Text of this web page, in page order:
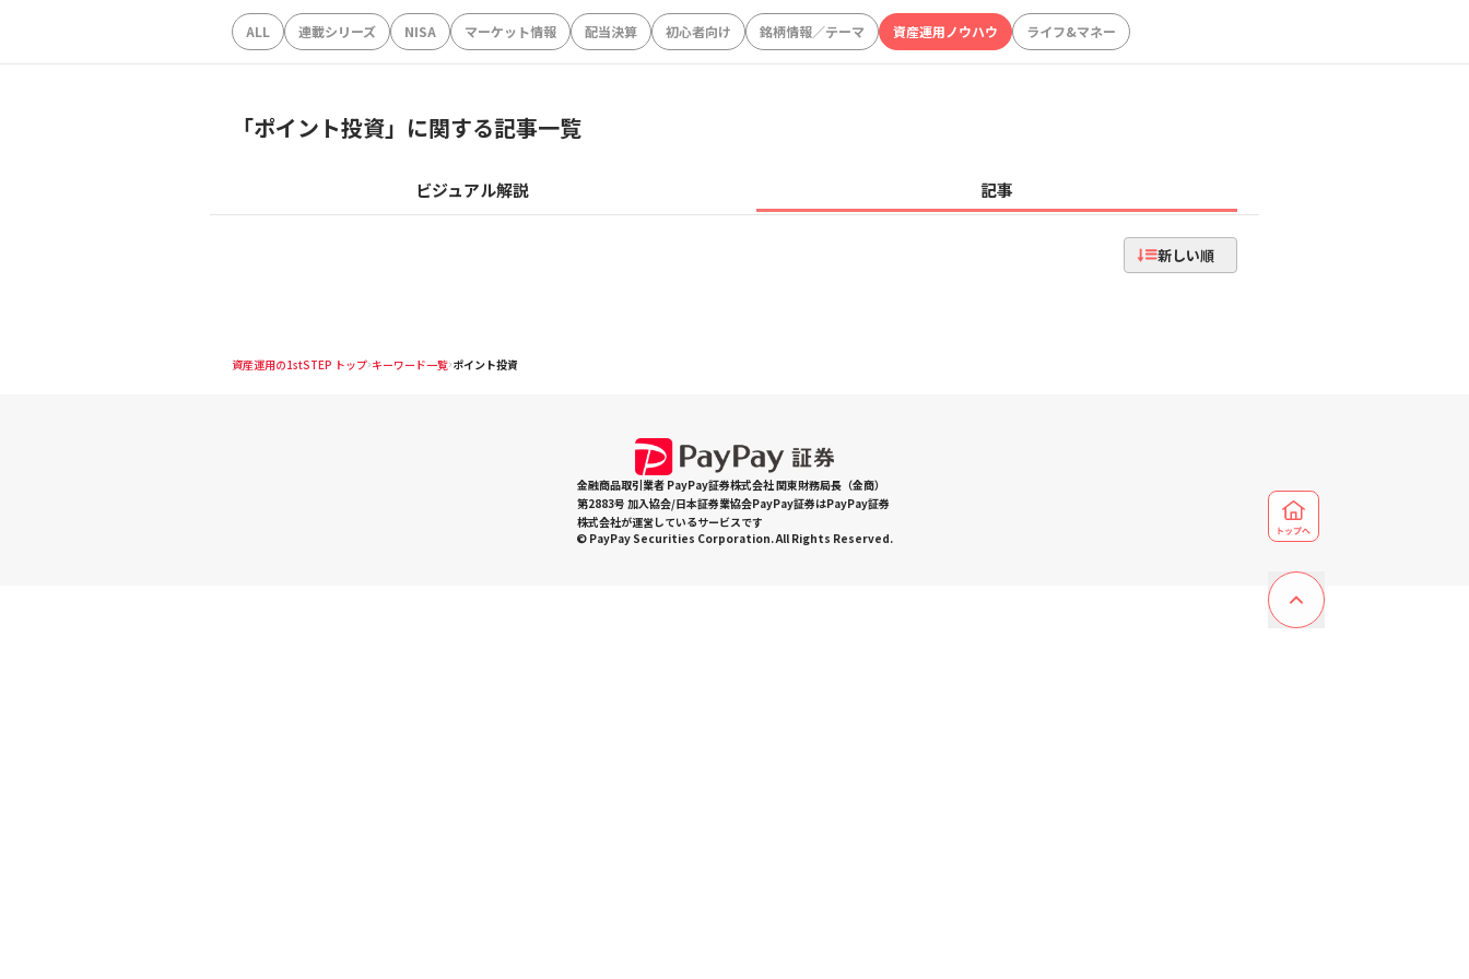
ALL 連載シリーズ NISA マーケット情報 配当決算 初心者向け 銘柄情報／テーマ 資産運用ノウハウ ライフ&マネー
「ポイント投資」に関する記事一覧
ビジュアル解説 記事
新しい順
資産運用の1stSTEP トップ キーワード一覧 ポイント投資
金融商品取引業者 PayPay証券株式会社 関東財務局長（金商）
第2883号 加入協会/日本証券業協会PayPay証券はPayPay証券
株式会社が運営しているサービスです
© PayPay Securities Corporation. All Rights Reserved.